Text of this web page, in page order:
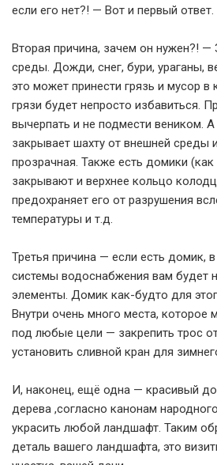
если его нет?! — Вот и первый ответ.
Вторая причина, зачем он нужен?!
среды. Дожди, снег, бури, ураганы,
это может принести грязь и мусор
грязи будет непросто избавиться.
вычерпать и не подмести веником.
закрывает шахту от внешней среды
прозрачная. Также есть домики
закрывают и верхнее кольцо
предохраняет его от разрушения
температуры и т.д.
Третья причина — если есть домик,
системы водоснабжения вам будет
элементы. Домик как-будто для
Внутри очень много места, которое
под любые цели — закрепить трос
установить сливной кран для
И, наконец, ещё одна — красивый
дерева ,согласно канонам
украсить любой ландшафт. Таким
деталь вашего ландшафта, это